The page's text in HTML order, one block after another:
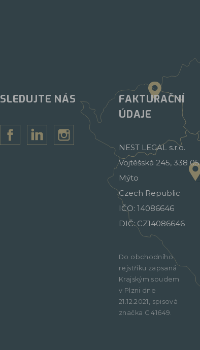
SLEDUJTE NÁS
FAKTURAČNÍ
ÚDAJE
NEST LEGAL s.r.o.
Vojtěšská 245, 338 05
Mýto
Czech Republic
IČO: 14086646
DIČ: CZ14086646
Do obchodního
rejstříku zapsaná
Krajským soudem
v Plzni dne
21.12.2021, spisová
značka C 41649.